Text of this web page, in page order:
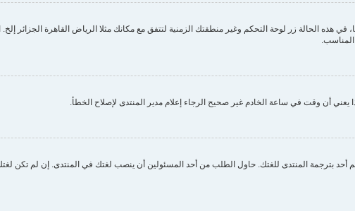
الحالة زر لوحة التحكم وغير منطقتك الزمنية لتتفق مع مكانك مثلا الرياض القاهرة الجزائر إلخ.
أن وقت في ساعة الخادم غير صحيح الرجاء إعلام مدير المنتدى لإصلاح الخطأ.
بترجمة المنتدى للغتك. حاول الطلب من أحد المسئولين أن ينصب لغتك في المنتدى. إن لم تكن